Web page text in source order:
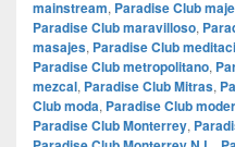
mainstream, Paradise Club
Paradise Club maravilloso,
masajes, Paradise Club
Paradise Club metropolitano,
mezcal, Paradise Club Mitras,
Club moda, Paradise Club
Paradise Club Monterrey,